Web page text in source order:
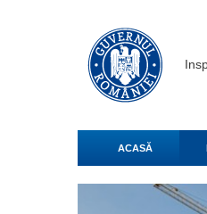
ACASĂ